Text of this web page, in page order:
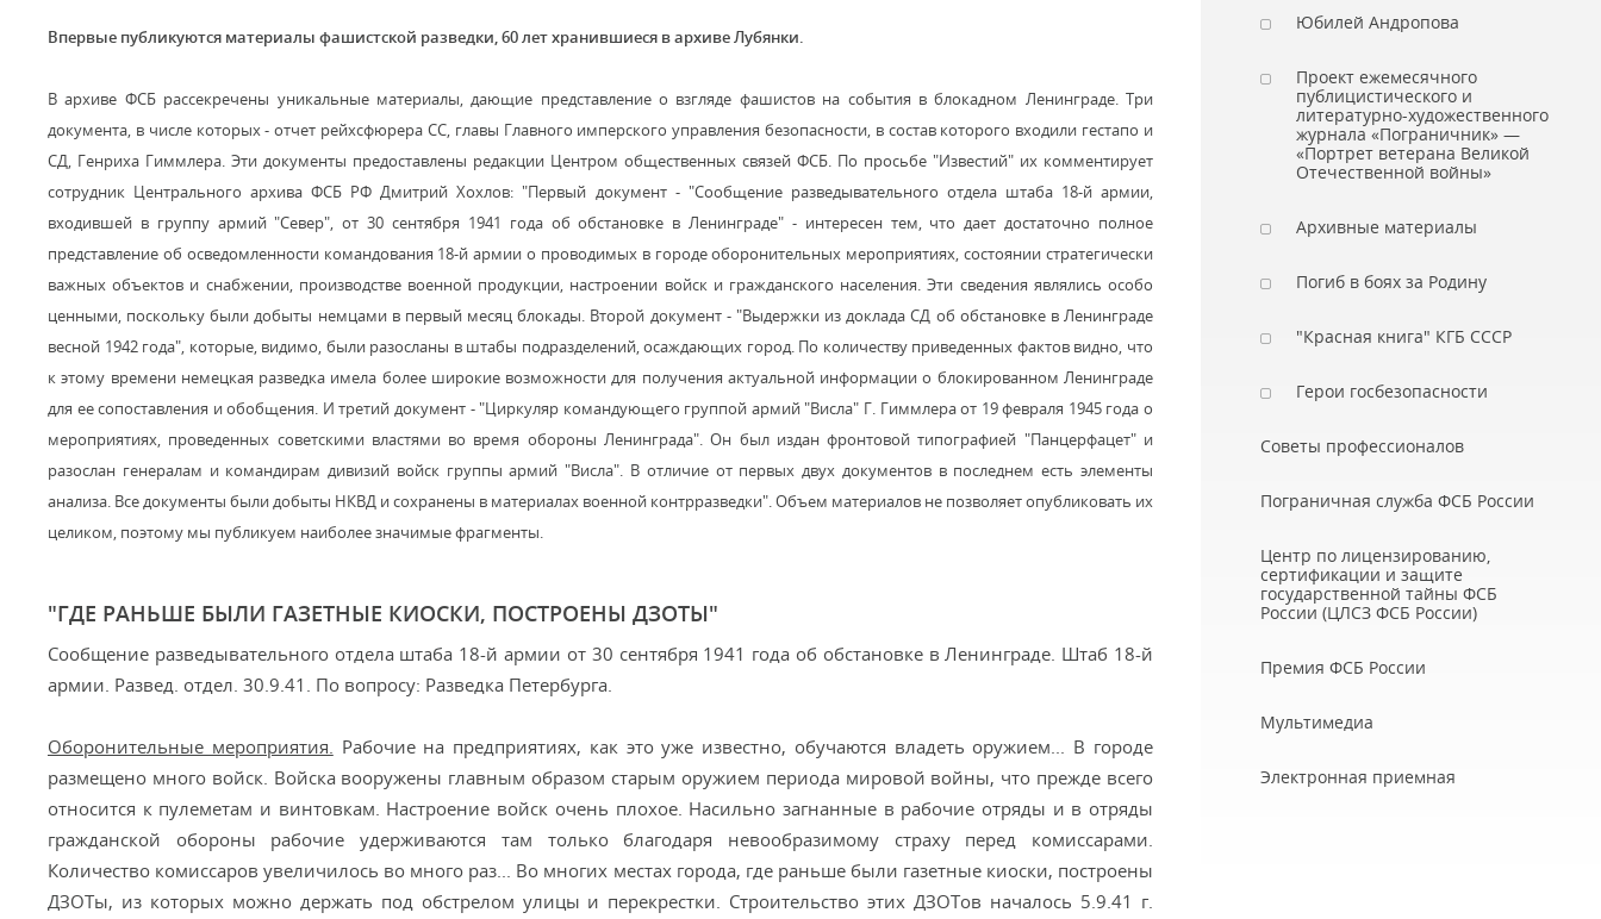
Впервые публикуются материалы фашистской разведки, 60 лет хранившиеся в архиве Лубянки.
В архиве ФСБ рассекречены уникальные материалы, дающие представление о взгляде фашистов на события в блокадном Ленинграде. Три
документа, в числе которых - отчет рейхсфюрера СС, главы Главного имперского управления безопасности, в состав которого входили гестапо и
СД, Генриха Гиммлера. Эти документы предоставлены редакции Центром общественных связей ФСБ. По просьбе "Известий" их комментирует
сотрудник Центрального архива ФСБ РФ Дмитрий Хохлов: "Первый документ - "Сообщение разведывательного отдела штаба 18-й армии,
входившей в группу армий "Север", от 30 сентября 1941 года об обстановке в Ленинграде" - интересен тем, что дает достаточно полное
представление об осведомленности командования 18-й армии о проводимых в городе оборонительных мероприятиях, состоянии стратегически
важных объектов и снабжении, производстве военной продукции, настроении войск и гражданского населения. Эти сведения являлись особо
ценными, поскольку были добыты немцами в первый месяц блокады. Второй документ - "Выдержки из доклада СД об обстановке в Ленинграде
весной 1942 года", которые, видимо, были разосланы в штабы подразделений, осаждающих город. По количеству приведенных фактов видно, что
к этому времени немецкая разведка имела более широкие возможности для получения актуальной информации о блокированном Ленинграде
для ее сопоставления и обобщения. И третий документ - "Циркуляр командующего группой армий "Висла" Г. Гиммлера от 19 февраля 1945 года о
мероприятиях, проведенных советскими властями во время обороны Ленинграда". Он был издан фронтовой типографией "Панцерфацет" и
разослан генералам и командирам дивизий войск группы армий "Висла". В отличие от первых двух документов в последнем есть элементы
анализа. Все документы были добыты НКВД и сохранены в материалах военной контрразведки". Объем материалов не позволяет опубликовать их
целиком, поэтому мы публикуем наиболее значимые фрагменты.
"ГДЕ РАНЬШЕ БЫЛИ ГАЗЕТНЫЕ КИОСКИ, ПОСТРОЕНЫ ДЗОТЫ"
Сообщение разведывательного отдела штаба 18-й армии от 30 сентября 1941 года об обстановке в Ленинграде. Штаб 18-й
армии. Развед. отдел. 30.9.41. По вопросу: Разведка Петербурга.
Оборонительные мероприятия. Рабочие на предприятиях, как это уже известно, обучаются владеть оружием... В городе
размещено много войск. Войска вооружены главным образом старым оружием периода мировой войны, что прежде всего
относится к пулеметам и винтовкам. Настроение войск очень плохое. Насильно загнанные в рабочие отряды и в отряды
гражданской обороны рабочие удерживаются там только благодаря невообразимому страху перед комиссарами.
Количество комиссаров увеличилось во много раз... Во многих местах города, где раньше были газетные киоски, построены
ДЗОТы, из которых можно держать под обстрелом улицы и перекрестки. Строительство этих ДЗОТов началось 5.9.41 г.
Юбилей Андропова
Проект ежемесячного
публицистического и
литературно-художественного
журнала «Пограничник» —
«Портрет ветерана Великой
Отечественной войны»
Архивные материалы
Погиб в боях за Родину
"Красная книга" КГБ СССР
Герои госбезопасности
Советы профессионалов
Пограничная служба ФСБ России
Центр по лицензированию,
сертификации и защите
государственной тайны ФСБ
России (ЦЛСЗ ФСБ России)
Премия ФСБ России
Мультимедиа
Электронная приемная